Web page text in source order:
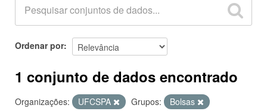
Grupos
Sobre
Ordenar por
1 conjunto de dados encontrado
Organizações: UFCSPA Grupos:
Bolsas